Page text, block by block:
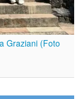
Graziani (Foto